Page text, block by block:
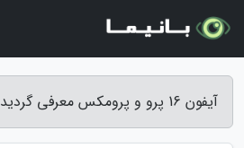
آیفون 16 پرو و پرومکس معرفی گردید، عکس - مجله خزرکوه